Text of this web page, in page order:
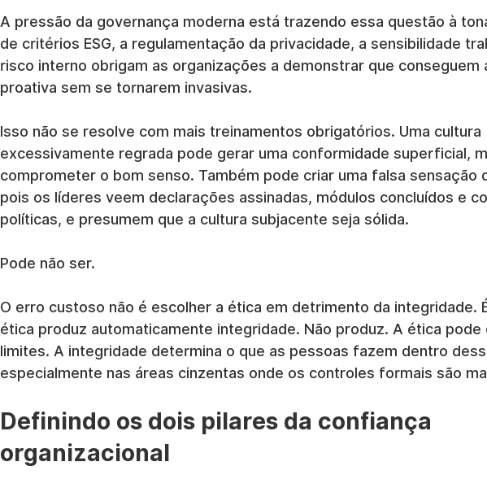
A pressão da governança moderna está trazendo essa questão à
de critérios ESG, a regulamentação da privacidade, a sensibilidade
risco interno obrigam as organizações a demonstrar que conseguem
proativa sem se tornarem invasivas.
Isso não se resolve com mais treinamentos obrigatórios. Uma cultura
excessivamente regrada pode gerar uma conformidade superficial,
comprometer o bom senso. Também pode criar uma falsa sensação
pois os líderes veem declarações assinadas, módulos concluídos e
políticas, e presumem que a cultura subjacente seja sólida.
Pode não ser.
O erro custoso não é escolher a ética em detrimento da integridade.
ética produz automaticamente integridade. Não produz. A ética pode
limites. A integridade determina o que as pessoas fazem dentro
especialmente nas áreas cinzentas onde os controles formais são
Definindo os dois pilares da confiança
organizacional